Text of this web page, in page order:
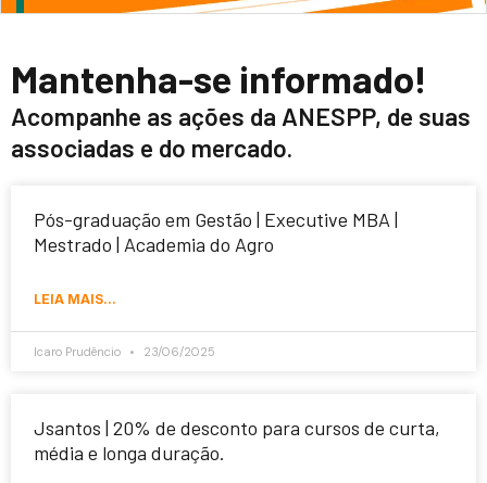
Mantenha-se informado!
Acompanhe as ações da ANESPP, de suas
associadas e do mercado.
Pós-graduação em Gestão | Executive MBA |
Mestrado | Academia do Agro
LEIA MAIS...
Icaro Prudêncio 23/06/2025
Jsantos | 20% de desconto para cursos de curta,
média e longa duração.